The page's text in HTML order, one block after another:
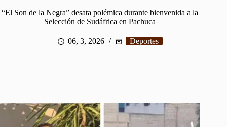
“El Son de la Negra” desata polémica durante bienvenida a la
Selección de Sudáfrica en Pachuca
06, 3, 2026 Deportes